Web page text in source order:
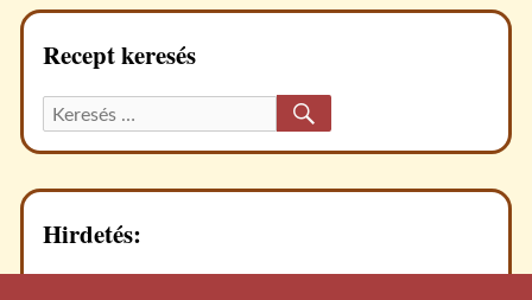
Recept keresés
Keresett
recept:
Hirdetés: